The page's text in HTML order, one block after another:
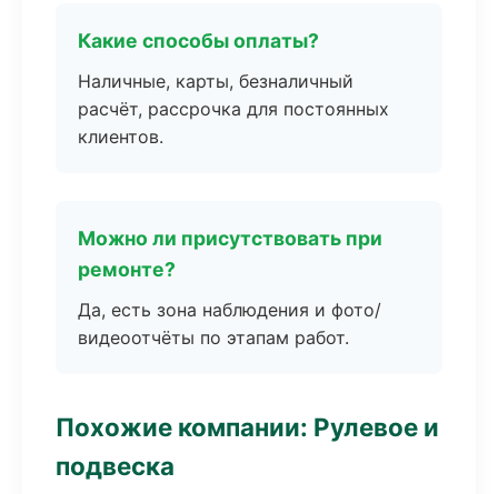
Какие способы оплаты?
Наличные, карты, безналичный
расчёт, рассрочка для постоянных
клиентов.
Можно ли присутствовать при
ремонте?
Да, есть зона наблюдения и фото/
видеоотчёты по этапам работ.
Похожие компании: Рулевое и
подвеска